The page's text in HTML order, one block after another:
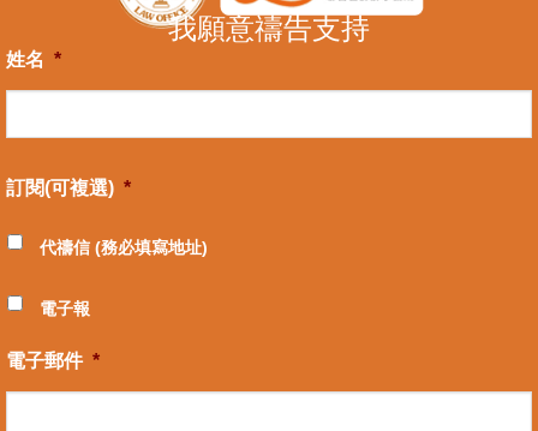
我願意禱告支持
姓名 *
訂閱(可複選) *
代禱信 (務必填寫地址)
電子報
電子郵件 *